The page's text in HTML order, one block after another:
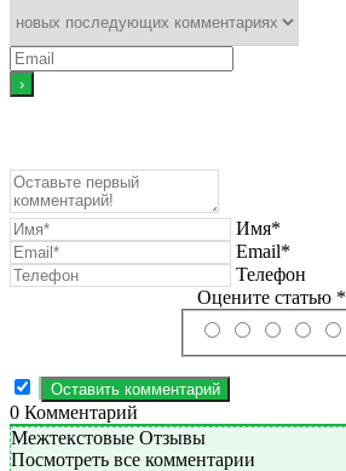
Имя*
Email*
Телефон
Оцените статью *
0 Комментарий
Межтекстовые Отзывы
Посмотреть все комментарии